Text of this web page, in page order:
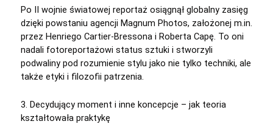
Po II wojnie światowej reportaż osiągnął globalny zasięg
dzięki powstaniu agencji Magnum Photos, założonej m.in.
przez Henriego Cartier-Bressona i Roberta Capę. To oni
nadali fotoreportażowi status sztuki i stworzyli
podwaliny pod rozumienie stylu jako nie tylko techniki, ale
także etyki i filozofii patrzenia.
3. Decydujący moment i inne koncepcje – jak teoria
kształtowała praktykę